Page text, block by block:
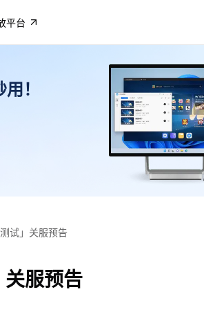
平台
！
试」关服预告
关服预告